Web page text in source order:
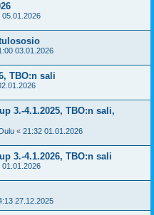
05.01.2026
03.01.2026
TBO:n sali
3.-4.1.2025, TBO:n sali,
« 21:32 01.01.2026
3.-4.1.2026, TBO:n sali
01.01.2026
27.12.2025